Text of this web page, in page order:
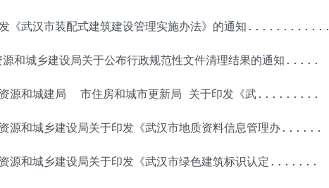
发《武汉市装配式建筑建设管理实施办法》的通知............
源和城乡建设局关于公布行政规范性文件清理结果的通知.....
资源和城建局 市住房和城市更新局 关于印发《武.........
源和城乡建设局关于印发《武汉市地质资料信息管理办......
源和城乡建设局关于印发《武汉市绿色建筑标识认定.......